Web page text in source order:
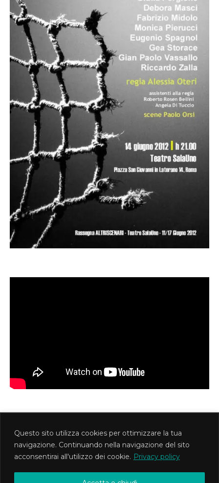
Questo sito utilizza cookies per ottimizzare la tua
navigazione. Continuando nella navigazione del sito
acconsentirai all'utilizzo dei cookie. Privacy policy
MetisTeatro Associazione Culturale
Via Foligno 1d - Roma PI 12745621008 CF
97569090588
Copyright ©2020 MetisTeatro